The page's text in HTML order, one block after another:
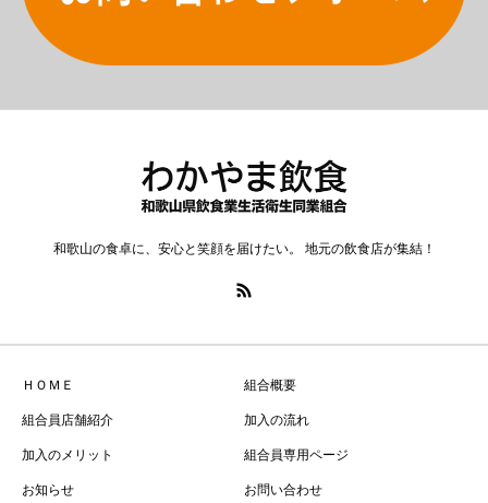
和歌山の食卓に、安心と笑顔を届けたい。 地元の飲食店が集結！
ＨＯＭＥ 組合概要
組合員店舗紹介 加入の流れ
加入のメリット 組合員専用ページ
お知らせ お問い合わせ